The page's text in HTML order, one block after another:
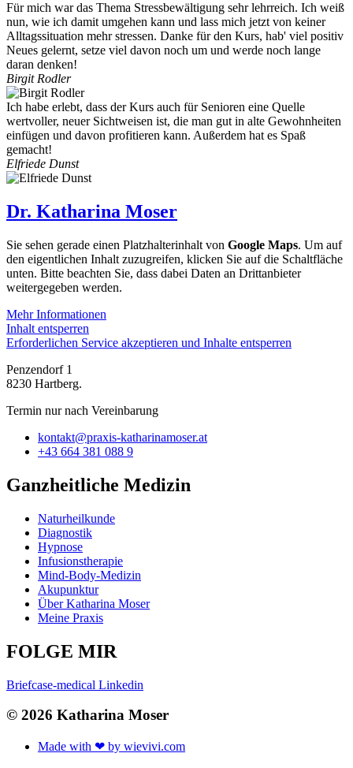
Für mich war das Thema Stressbewältigung sehr lehrreich. Ich weiß
nun, wie ich damit umgehen kann und lass mich jetzt von keiner
Alltagssituation mehr stressen. Danke für den Kurs, hab' viel positiv
Neues gelernt, setze viel davon noch um und werde noch lange
daran denken!
Birgit Rodler
Ich habe erlebt, dass der Kurs auch für Senioren eine Quelle
wertvoller, neuer Sichtweisen ist, die man gut in alte Gewohnheiten
einfügen und davon profitieren kann. Außerdem hat es Spaß
gemacht!
Elfriede Dunst
Dr. Katharina Moser
Sie sehen gerade einen Platzhalterinhalt von Google Maps. Um auf
den eigentlichen Inhalt zuzugreifen, klicken Sie auf die Schaltfläche
unten. Bitte beachten Sie, dass dabei Daten an Drittanbieter
weitergegeben werden.
Mehr Informationen
Inhalt entsperren
Erforderlichen Service akzeptieren und Inhalte entsperren
Penzendorf 1
8230 Hartberg.
Termin nur nach Vereinbarung
kontakt@praxis-katharinamoser.at
+43 664 381 088 9
Ganzheitliche Medizin
Naturheilkunde
Diagnostik
Hypnose
Infusionstherapie
Mind-Body-Medizin
Akupunktur
Über Katharina Moser
Meine Praxis
FOLGE MIR
Briefcase-medical Linkedin
© 2026 Katharina Moser
Made with ❤ by wievivi.com